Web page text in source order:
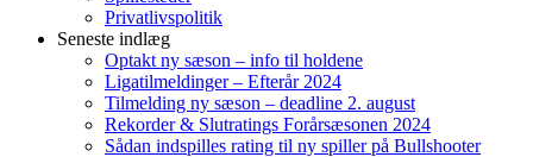
Privatlivspolitik
Seneste indlæg
Optakt ny sæson – info til holdene
Ligatilmeldinger – Efterår 2024
Tilmelding ny sæson – deadline 2. august
Rekorder & Slutratings Forårsæsonen 2024
Sådan indspilles rating til ny spiller på Bullshooter